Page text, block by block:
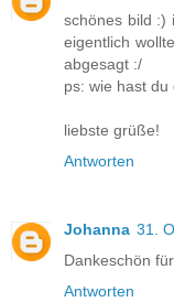
schönes bild :)
eigentlich
abgesagt :/
ps: wie hast
liebste grüße!
Antworten
Johanna 31.
Dankeschön
Antworten